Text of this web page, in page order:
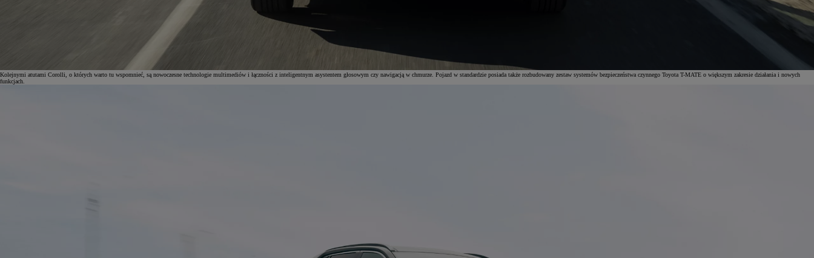
Kolejnymi atutami Corolli, o których warto tu wspomnieć, są nowoczesne technologie multimediów i łączności z inteligentnym asystentem głosowym czy nawigacją w chmurze. Pojazd w standardzie posiada także rozbudowany zestaw systemów bezpieczeństwa czynnego Toyota T-MATE o większym zakresie działania i nowych
funkcjach.